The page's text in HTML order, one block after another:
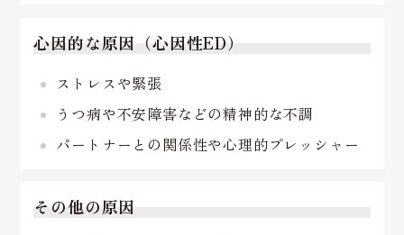
心因的な原因（心因性ED）
ストレスや緊張
うつ病や不安障害などの精神的な不調
パートナーとの関係性や心理的プレッシャー
その他の原因